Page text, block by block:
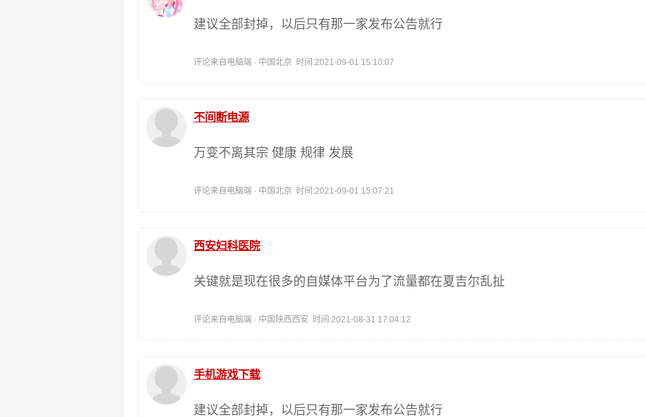
建议全部封掉，以后只有那一家发布公告就行
评论来自电脑端 · 中国北京 时间:2021-09-01 15:10:07
不间断电源
万变不离其宗 健康 规律 发展
评论来自电脑端 · 中国北京 时间:2021-09-01 15:07:21
西安妇科医院
关键就是现在很多的自媒体平台为了流量都在夏吉尔乱扯
评论来自电脑端 · 中国陕西西安 时间:2021-08-31 17:04:12
手机游戏下载
建议全部封掉，以后只有那一家发布公告就行